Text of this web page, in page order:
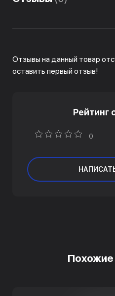
Отзывы на данный товар
оставить первый отзыв!
Рейтинг
0